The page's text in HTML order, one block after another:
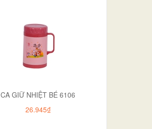
CA GIỮ NHIỆT BÉ 6106
26.945₫